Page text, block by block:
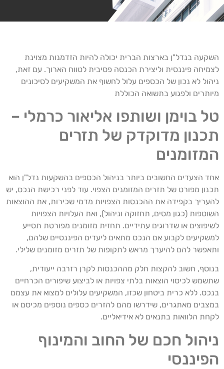
השקעה בנדל"ן בארצות הברית יכולה להיות הזדמנות מצוינת
לצמיחה פיננסית וליצירת הכנסה פסיבית לטווח הארוך. עם זאת,
ניהול לא נכון של הכספים עלול לחשוף את המשקיעים לסיכונים
מיותרים ולפגוע בתשואה הכוללת
טל בוימן ושותפו אליאור כרמלי –
תכנון מדוקדק של תזרים
המזומנים
אחד הצעדים החשובים ביותר בניהול הכספים בהשקעות נדל"ן הוא
תכנון מפורט של תזרים המזומנים הצפוי. עוד לפני רכישת הנכס, יש
להעריך בקפידה את ההכנסות הצפויות מדמי שכירות, את ההוצאות
השוטפות (כגון מסים, תחזוקה וניהול), ואת העלויות הצפויות
לשיפוצים או שדרוגים עתידיים. תחזית מזומנים מפורטת תסייע
למשקיעים לקבוע אם הנכס מתאים ליעדים הפיננסיים שלהם,
ותאפשר להם להיערך מראש לתקופות של תזרים מזומנים שלילי.
בנוסף, חשוב להקצות חלק מההכנסות לקרן רזרבה ייעודית,
שתשמש לכיסוי הוצאות בלתי צפויות או לביצוע שיפורים הכרחיים
בנכס. ללא כרית ביטחון שכזו, המשקיעים עלולים למצוא את עצמם
במצבים מאתגרים, שידרשו מהם להזרים כספים נוספים מכיסם או
לקחת הלוואות בתנאים לא אידיאליים.
ניהול חכם של החוב והמינוף
הפיננסי